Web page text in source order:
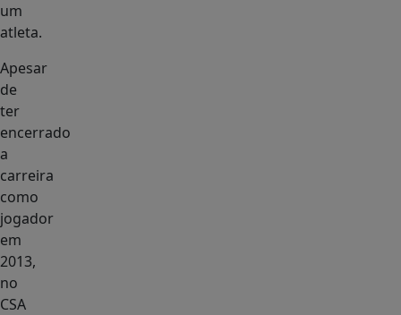
um
atleta.
Apesar
de
ter
encerrado
a
carreira
como
jogador
em
2013,
no
CSA